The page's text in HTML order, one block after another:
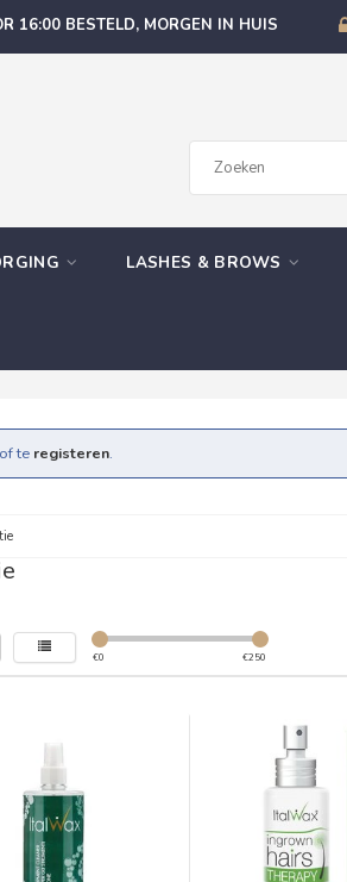
16:00 BESTELD, MORGEN IN HUIS
LASHES & BROWS
of te registeren.
€0 €250